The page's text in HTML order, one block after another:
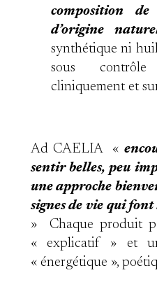
composition
d’origine
synthétique ni
sous contrôle
cliniquement et
Ad CAELIA «
sentir belles, peu
une approche
signes de vie qui font
» Chaque produit
« explicatif » et
« énergétique »,